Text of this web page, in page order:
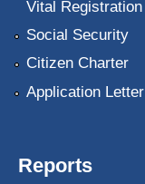
Vital Registration
Social Security
Citizen Charter
Application Letter
Reports